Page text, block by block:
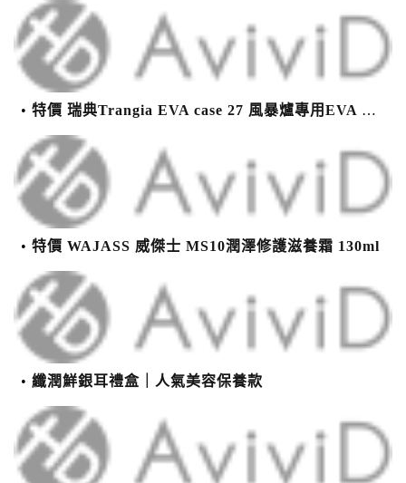
特價 瑞典Trangia EVA case 27 風暴爐專用EVA 防護外盒(小)-黑
特價 WAJASS 威傑士 MS10潤澤修護滋養霜 130ml
纖潤鮮銀耳禮盒｜人氣美容保養款